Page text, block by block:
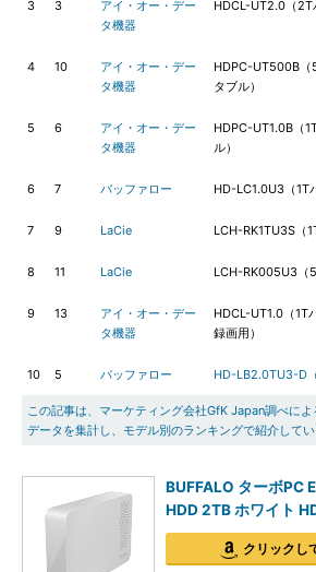
3 3
アイ・オー・デー
タ機器
HDCL-UT2.0（2T
4 10
アイ・オー・デー
タ機器
HDPC-UT500B（
タブル）
5 6
アイ・オー・デー
タ機器
HDPC-UT1.0B（
ル）
6 7 バッファロー HD-LC1.0U3（1T
7 9 LaCie LCH-RK1TU3S（
8 11 LaCie LCH-RK005U3（
9 13
アイ・オー・デー
タ機器
HDCL-UT1.0（1T
録画用）
10 5 バッファロー HD-LB2.0TU3-D
この記事は、マーケティング会社GfK Japan調べに
データを集計し、モデル別のランキングで紹介してい
BUFFALO ターボPC
HDD 2TB ホワイト
クリックし